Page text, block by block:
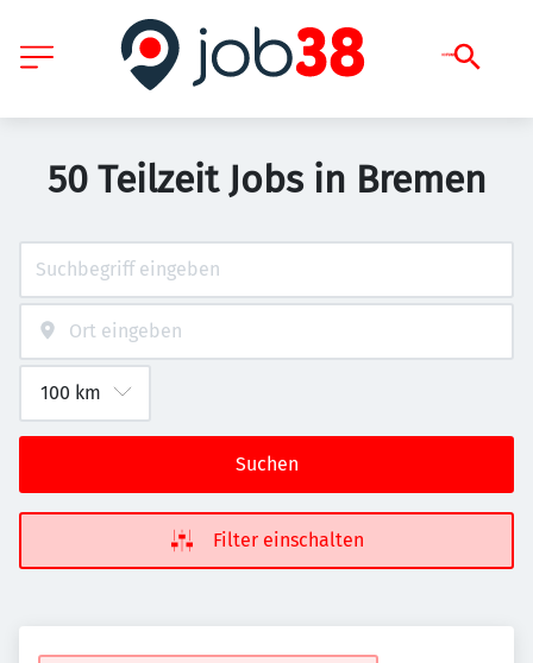
50 Teilzeit Jobs in Bremen
Suchen
Filter einschalten